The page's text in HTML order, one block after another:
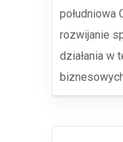
południowa
rozwijanie
działania w